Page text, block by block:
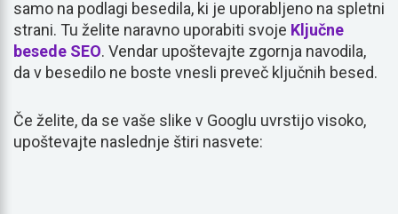
samo na podlagi besedila, ki je uporabljeno na spletni
strani. Tu želite naravno uporabiti svoje Ključne
besede SEO. Vendar upoštevajte zgornja navodila,
da v besedilo ne boste vnesli preveč ključnih besed.
Če želite, da se vaše slike v Googlu uvrstijo visoko,
upoštevajte naslednje štiri nasvete: